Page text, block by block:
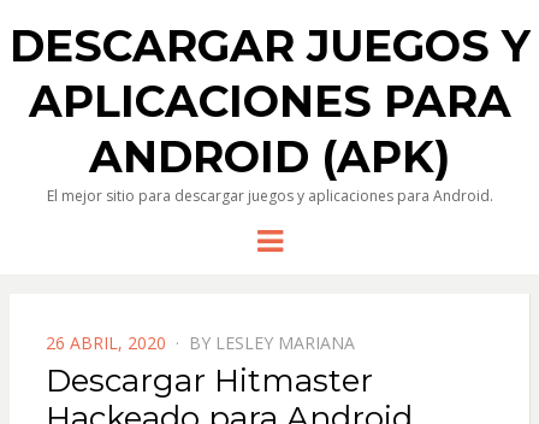
DESCARGAR JUEGOS Y
APLICACIONES PARA
ANDROID (APK)
El mejor sitio para descargar juegos y aplicaciones para Android.
Menu
POSTED
ON
26 ABRIL, 2020 BY LESLEY MARIANA
Descargar Hitmaster